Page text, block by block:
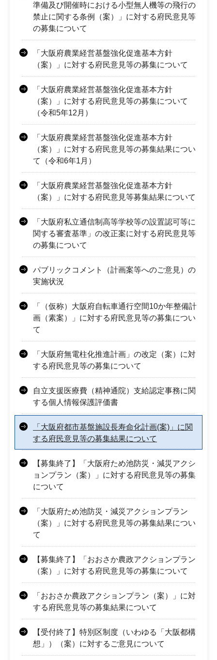
準備及び開催時における小型無人機等の飛行の
禁止に関する条例（案）」に対する府民意見等
の募集について
「大阪府農業経営基盤強化促進基本方針
（案）」に対する府民意見等の募集について
「大阪府農業経営基盤強化促進基本方針
（案）」に対する府民意見等の募集について
（令和5年12月）
「大阪府農業経営基盤強化促進基本方針
（案）」に対する府民意見等の募集結果につい
て（令和6年1月）
「大阪府農業経営基盤強化促進基本方針
（案）」に対する府民意見等募集結果について
「大阪府私立通信制高等学校等の設置認可等に
関する審査基準」の改正案に対する府民意見等
の募集について
パブリックコメント（計画案等へのご意見）の
実施状況
「（仮称）大阪府自転車通行空間10か年整備計
画（素案）」に対する府民意見等の募集につい
て
「大阪府無電柱化推進計画」の改定（案）に対
する府民意見等の募集について
自立支援医療費（精神通院）支給認定事務に関
する個人情報保護評価書
「大阪府都市基盤施設長寿命化計画(案)」に関
する府民意見等の募集結果について
【募集終了】「大阪府ため池防災・減災アクシ
ョンプラン（案）」に対する府民意見等の募集
について
「大阪府ため池防災・減災アクションプラン
（案）」に対する府民意見等の募集結果につい
て
【募集終了】「おおさか農政アクションプラン
（案）」に対する府民意見等の募集について
「おおさか農政アクションプラン（案）」に対
する府民意見等の募集結果について
【受付終了】特別区制度（いわゆる「大阪都構
想」）（案）に対するご意見について